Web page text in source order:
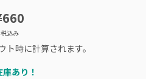
税込み
ト時に計算されます。
庫あり！